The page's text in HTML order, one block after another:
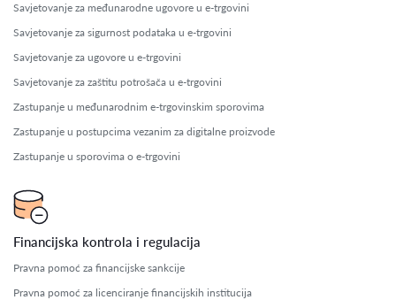
Savjetovanje za međunarodne ugovore u e-trgovini
Savjetovanje za sigurnost podataka u e-trgovini
Savjetovanje za ugovore u e-trgovini
Savjetovanje za zaštitu potrošača u e-trgovini
Zastupanje u međunarodnim e-trgovinskim sporovima
Zastupanje u postupcima vezanim za digitalne proizvode
Zastupanje u sporovima o e-trgovini
Financijska kontrola i regulacija
Pravna pomoć za financijske sankcije
Pravna pomoć za licenciranje financijskih institucija